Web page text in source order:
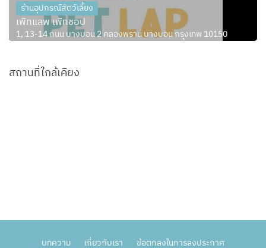
ร้านอุปกรณ์สัตว์เลี้ยง
เพ็ทแลพ เพ็ทชอป
1, 13-14 ถนน บางบอน 2 คลองพราน บางบอน กรุงเทพ 10150
สถานที่ใกล้เคียง
บทความ เกี่ยวกับเรา ข้อตกลงในการลงประกาศ